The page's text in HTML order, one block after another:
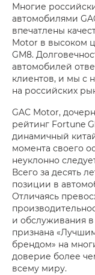
Многие
автомобилями
впечатлены
Motor в высоком
GM8.
автомобилей
клиентов, и мы с
на российских
GAC Motor,
рейтинг Fortune
динамичный
момента своего
неуклонно
Всего за десять
позиции в
Отличаясь
и обслуживания в
признана
брендом» на
доверие более
всему миру.